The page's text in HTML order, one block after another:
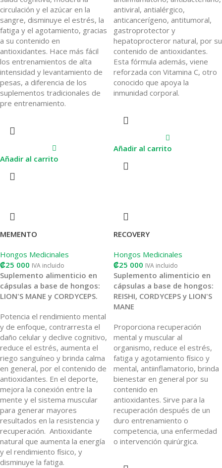
circulación y el azúcar en la
sangre, disminuye el estrés, la
fatiga y el agotamiento, gracias
a su contenido en
antioxidantes. Hace más fácil
los entrenamientos de alta
intensidad y levantamiento de
pesas, a diferencia de los
suplementos tradicionales de
pre entrenamiento.
Añadir al carrito
antiviral, antialérgico,
anticancerígeno, antitumoral,
gastroprotector y
hepatoprocteror natural, por su
contenido de antioxidantes.
Esta fórmula además, viene
reforzada con Vitamina C, otro
conocido que apoya la
inmunidad corporal.
Añadir al carrito
MEMENTO
Hongos Medicinales
₡25 000 IVA incluido
Suplemento alimenticio en
cápsulas a base de hongos:
LION'S MANE y CORDYCEPS.
Potencia el rendimiento mental
y de enfoque, contrarresta el
daño celular y declive cognitivo,
reduce el estrés, aumenta el
riego sanguíneo y brinda calma
en general, por el contenido de
antioxidantes. En el deporte,
mejora la conexión entre la
mente y el sistema muscular
para generar mayores
resultados en la resistencia y
recuperación. Antioxidante
natural que aumenta la energía
y el rendimiento físico, y
disminuye la fatiga.
RECOVERY
Hongos Medicinales
₡25 000 IVA incluido
Suplemento alimenticio en
cápsulas a base de hongos:
REISHI, CORDYCEPS y LION'S
MANE
Proporciona recuperación
mental y muscular al
organismo, reduce el estrés,
fatiga y agotamiento físico y
mental, antiinflamatorio, brinda
bienestar en general por su
contenido en
antioxidantes. Sirve para la
recuperación después de un
duro entrenamiento o
competencia, una enfermedad
o intervención quirúrgica.